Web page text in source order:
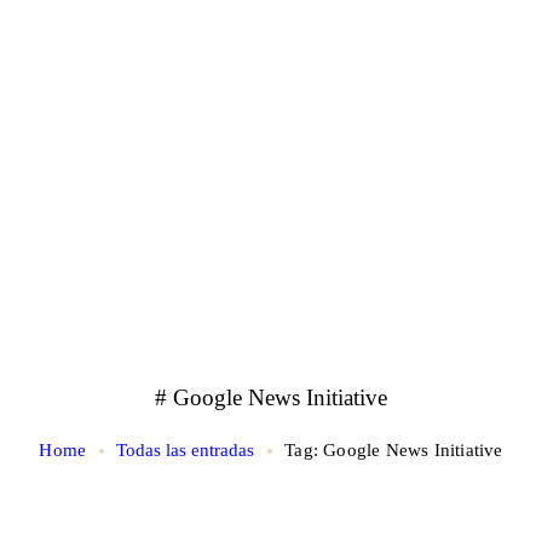
# Google News Initiative
Home Todas las entradas Tag: Google News Initiative